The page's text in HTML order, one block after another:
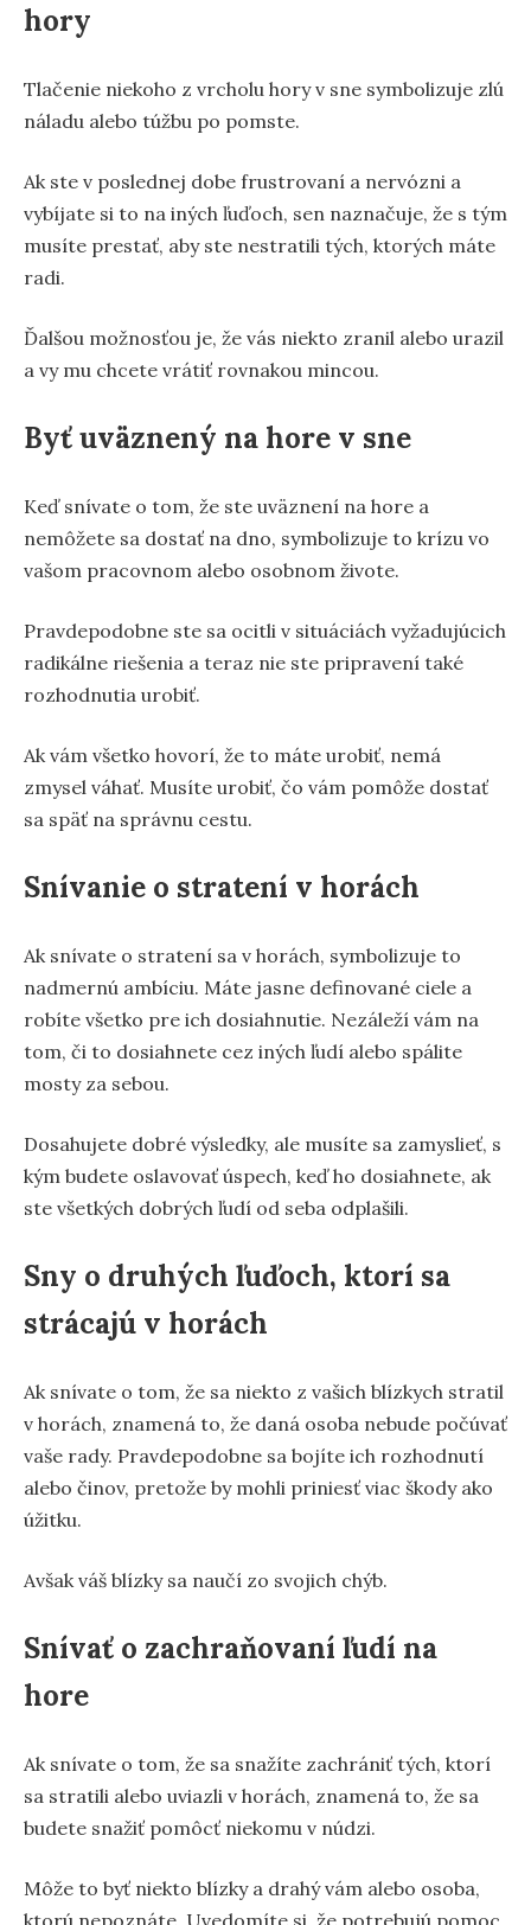
hory
Tlačenie niekoho z vrcholu hory v sne symbolizuje zlú
náladu alebo túžbu po pomste.
Ak ste v poslednej dobe frustrovaní a nervózni a
vybíjate si to na iných ľuďoch, sen naznačuje, že s tým
musíte prestať, aby ste nestratili tých, ktorých máte
radi.
Ďalšou možnosťou je, že vás niekto zranil alebo urazil
a vy mu chcete vrátiť rovnakou mincou.
Byť uväznený na hore v sne
Keď snívate o tom, že ste uväznení na hore a
nemôžete sa dostať na dno, symbolizuje to krízu vo
vašom pracovnom alebo osobnom živote.
Pravdepodobne ste sa ocitli v situáciách vyžadujúcich
radikálne riešenia a teraz nie ste pripravení také
rozhodnutia urobiť.
Ak vám všetko hovorí, že to máte urobiť, nemá
zmysel váhať. Musíte urobiť, čo vám pomôže dostať
sa späť na správnu cestu.
Snívanie o stratení v horách
Ak snívate o stratení sa v horách, symbolizuje to
nadmernú ambíciu. Máte jasne definované ciele a
robíte všetko pre ich dosiahnutie. Nezáleží vám na
tom, či to dosiahnete cez iných ľudí alebo spálite
mosty za sebou.
Dosahujete dobré výsledky, ale musíte sa zamyslieť, s
kým budete oslavovať úspech, keď ho dosiahnete, ak
ste všetkých dobrých ľudí od seba odplašili.
Sny o druhých ľuďoch, ktorí sa
strácajú v horách
Ak snívate o tom, že sa niekto z vašich blízkych stratil
v horách, znamená to, že daná osoba nebude počúvať
vaše rady. Pravdepodobne sa bojíte ich rozhodnutí
alebo činov, pretože by mohli priniesť viac škody ako
úžitku.
Avšak váš blízky sa naučí zo svojich chýb.
Snívať o zachraňovaní ľudí na
hore
Ak snívate o tom, že sa snažíte zachrániť tých, ktorí
sa stratili alebo uviazli v horách, znamená to, že sa
budete snažiť pomôcť niekomu v núdzi.
Môže to byť niekto blízky a drahý vám alebo osoba,
ktorú nepoznáte. Uvedomíte si, že potrebujú pomoc,